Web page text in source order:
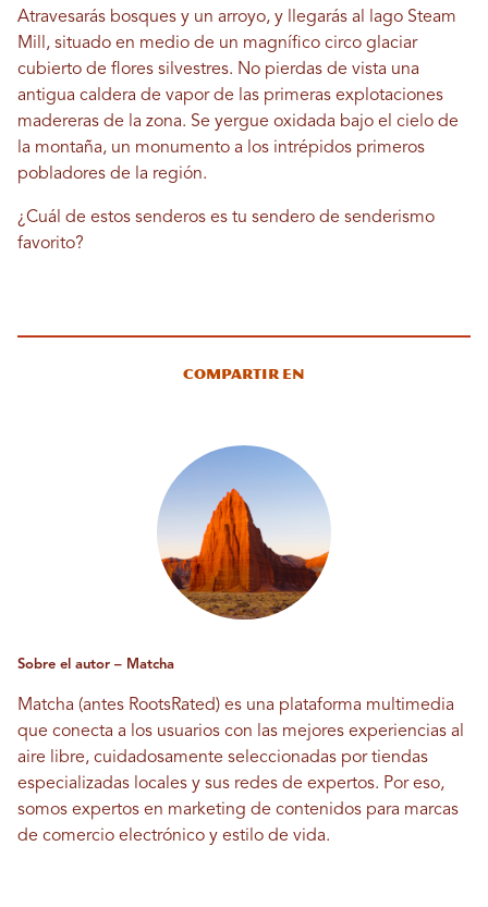
Atravesarás bosques y un arroyo, y llegarás al lago Steam
Mill, situado en medio de un magnífico circo glaciar
cubierto de flores silvestres. No pierdas de vista una
antigua caldera de vapor de las primeras explotaciones
madereras de la zona. Se yergue oxidada bajo el cielo de
la montaña, un monumento a los intrépidos primeros
pobladores de la región.
¿Cuál de estos senderos es tu sendero de senderismo
favorito?
Compartir en
Sobre el autor – Matcha
Matcha (antes RootsRated) es una plataforma multimedia
que conecta a los usuarios con las mejores experiencias al
aire libre, cuidadosamente seleccionadas por tiendas
especializadas locales y sus redes de expertos. Por eso,
somos expertos en marketing de contenidos para marcas
de comercio electrónico y estilo de vida.